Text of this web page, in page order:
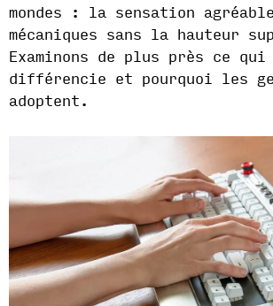
mondes : la sensation
mécaniques sans la hauteur
Examinons de plus près ce
différencie et pourquoi les
adoptent.